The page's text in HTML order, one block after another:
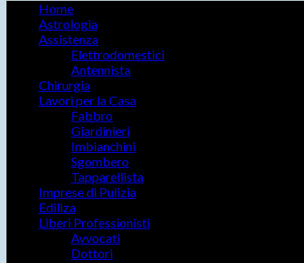
Home
Astrologia
Assistenza
Elettrodomestici
Antennista
Chirurgia
Lavori per la Casa
Fabbro
Giardinieri
Imbianchini
Sgombero
Tapparellista
Imprese di Pulizia
Ediliza
Liberi Professionisti
Avvocati
Dottori